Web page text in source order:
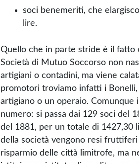
soci benemeriti, che
lire.
Quello che in parte stride è il fatto
Società di Mutuo Soccorso non
artigiani o contadini, ma viene
promotori troviamo infatti i Bonelli,
artigiano o un operaio. Comunque
numero: si passa dai 129 soci del
del 1881, per un totale di 1427,30
della società vengono resi
risparmio delle città limitrofe, ma